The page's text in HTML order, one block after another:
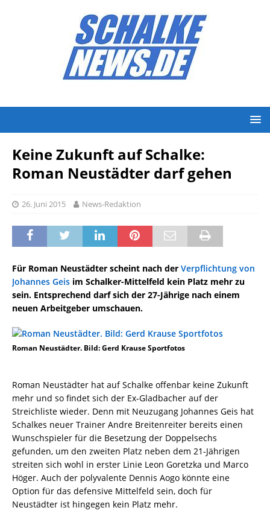
Keine Zukunft auf Schalke:
Roman Neustädter darf gehen
26. Juni 2015 News-Redaktion
Für Roman Neustädter scheint nach der Verpflichtung von
Johannes Geis im Schalker-Mittelfeld kein Platz mehr zu
sein. Entsprechend darf sich der 27-Jährige nach einem
neuen Arbeitgeber umschauen.
Roman Neustädter. Bild: Gerd Krause Sportfotos
Roman Neustädter hat auf Schalke offenbar keine Zukunft
mehr und so findet sich der Ex-Gladbacher auf der
Streichliste wieder. Denn mit Neuzugang Johannes Geis hat
Schalkes neuer Trainer Andre Breitenreiter bereits einen
Wunschspieler für die Besetzung der Doppelsechs
gefunden, um den zweiten Platz neben dem 21-Jährigen
streiten sich wohl in erster Linie Leon Goretzka und Marco
Höger. Auch der polyvalente Dennis Aogo könnte eine
Option für das defensive Mittelfeld sein, doch für
Neustädter ist hingegen kein Platz mehr.